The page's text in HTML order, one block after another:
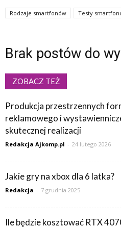
Rodzaje smartfonów Testy
Brak postów do
ZOBACZ TEŻ
Produkcja przestrzennych
reklamowego i
skutecznej realizacji
Redakcja Ajkomp.pl - 24 lutego 2026
Jakie gry na xbox dla 6 latka?
Redakcja - 7 grudnia 2025
Ile będzie kosztować RTX